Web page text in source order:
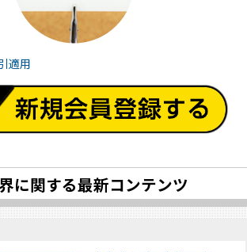
適用
に関する最新コンテンツ